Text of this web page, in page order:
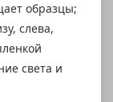
образцы;
слева,
света и